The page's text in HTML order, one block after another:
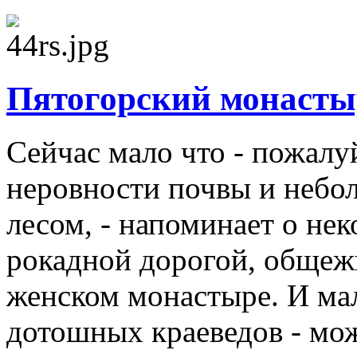
Пятогорский
Сейчас мало что -
неровности почвы и
лесом, - напоминает о
рокадной дорогой,
женском монастыре. И
дотошных краеведов -